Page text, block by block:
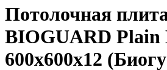
Потолочная
BIOGUARD Plain
600x600x12